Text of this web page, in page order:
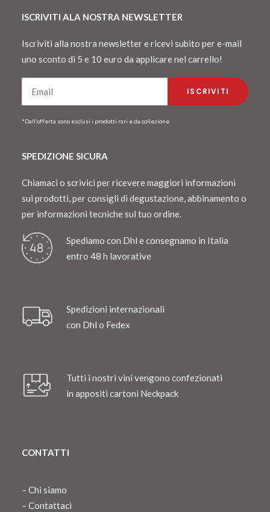
ISCRIVITI ALA NOSTRA NEWSLETTER
Iscriviti alla nostra newsletter e ricevi subito per e-mail
uno sconto di 5 e 10 euro da applicare nel carrello!
*Dall’offerta sono esclusi i prodotti rari e da collezione
SPEDIZIONE SICURA
Chiamaci o scrivici per ricevere maggiori informazioni
sui prodotti, per consigli di degustazione, abbinamento o
per informazioni tecniche sul tuo ordine.
Spediamo con Dhl e consegnamo in Italia
entro 48 h lavorative
Spedizioni internazionali
con Dhl o Fedex
Tutti i nostri vini vengono confezionati
in appositi cartoni Neckpack
CONTATTI
– Chi siamo
– Contattaci